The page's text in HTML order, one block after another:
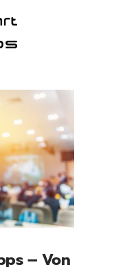
– Von